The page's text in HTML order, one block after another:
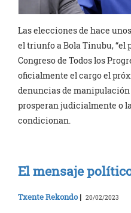
Las elecciones de hace
el triunfo a Bola Tinubu, “el
Congreso de Todos los
oficialmente el cargo el
denuncias de
prosperan judicialmente o
condicionan.
El mensaje
Txente Rekondo| 20/02/2023